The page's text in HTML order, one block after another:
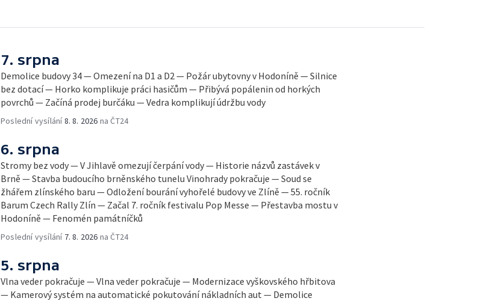
7. srpna
Demolice budovy 34 — Omezení na D1 a D2 — Požár ubytovny v Hodoníně — Silnice
bez dotací — Horko komplikuje práci hasičům — Přibývá popálenin od horkých
povrchů — Začíná prodej burčáku — Vedra komplikují údržbu vody
Poslední vysílání8. 8. 2026 na ČT24
6. srpna
Stromy bez vody — V Jihlavě omezují čerpání vody — Historie názvů zastávek v
Brně — Stavba budoucího brněnského tunelu Vinohrady pokračuje — Soud se
žhářem zlínského baru — Odložení bourání vyhořelé budovy ve Zlíně — 55. ročník
Barum Czech Rally Zlín — Začal 7. ročník festivalu Pop Messe — Přestavba mostu v
Hodoníně — Fenomén památníčků
Poslední vysílání 7. 8. 2026 na ČT24
5. srpna
Vlna veder pokračuje — Vlna veder pokračuje — Modernizace vyškovského hřbitova
— Kamerový systém na automatické pokutování nákladních aut — Demolice